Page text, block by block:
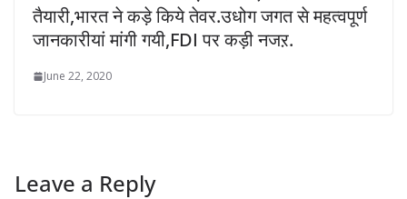
तैयारी,भारत ने कड़े किये तेवर.उधोग जगत से महत्वपूर्ण
जानकारीयां मांगी गयी,FDI पर कड़ी नजऱ.
June 22, 2020
Leave a Reply